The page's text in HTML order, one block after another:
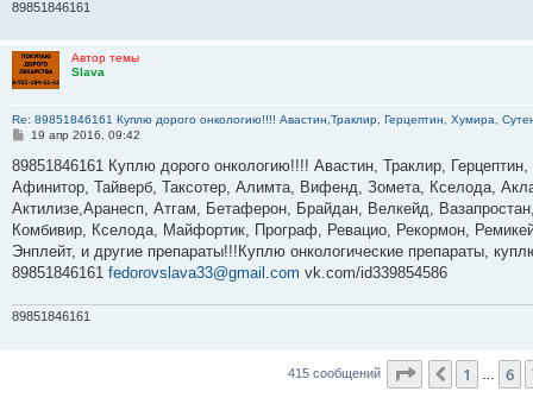
89851846161
Автор темы
Slava
Re: 89851846161 Куплю дорого онкологию!!!! Авастин,Траклир, Герцептин, Хумира,
С
о
щ
е
и
е
19 апр 2016, 09:42
89851846161 Куплю дорого онкологию!!!! Авастин, Траклир,
Афинитор, Тайверб, Таксотер, Алимта, Вифенд, Зомета, Кселода,
Актилизе,Аранесп, Атгам, Бетаферон, Брайдан, Велкейд,
Комбивир, Кселода, Майфортик, Програф, Ревацио, Рекормон,
Энплейт, и другие препараты!!!Куплю онкологические препараты,
89851846161 fedorovslava33@gmail.com vk.com/id339854586
89851846161
415 сообщений Страница из
Пред.
1 6